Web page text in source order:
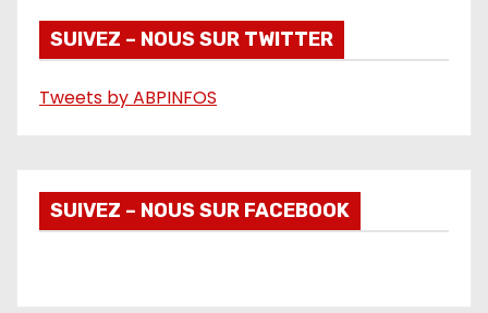
o
SUIVEZ – NOUS SUR TWITTER
Tweets by ABPINFOS
SUIVEZ – NOUS SUR FACEBOOK